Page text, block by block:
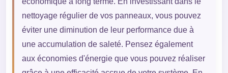
nettoyage régulier de vos panneaux, vous pouvez
éviter une diminution de leur performance due à
une accumulation de saleté. Pensez également
aux économies d'énergie que vous pouvez réaliser